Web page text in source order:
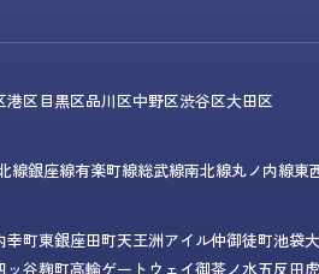
港区目黒区品川区中野区渋谷区大田区
線銀座線有楽町線総武線南北線丸ノ内線東
幸町東銀座田町天王洲アイル仲御徒町池袋
ッ谷麹町高輪ゲートウェイ御茶ノ水五反田